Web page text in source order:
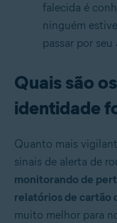
falecida é
ninguém
passar por
Quais são
identidade
Quanto mais
sinais de alerta de
monitorando de
relatórios de cartão
muito melhor para